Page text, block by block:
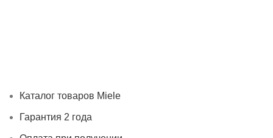
Каталог товаров Miele
Гарантия 2 года